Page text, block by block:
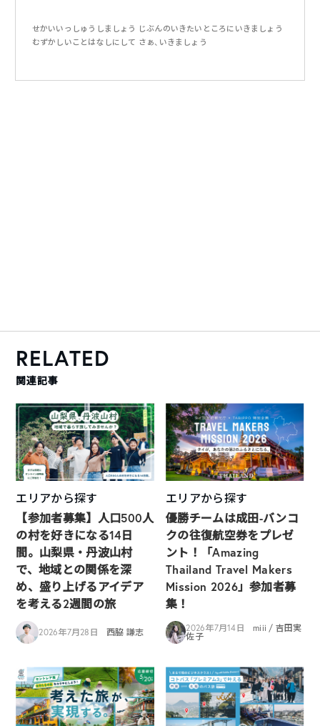
せかいいっしゅうしましょう じぶんのいきたいところにいきましょう
むずかしいことはなしにして さぁ、いきましょう
RELATED
関連記事
エリアから探す
【参加者募集】人口500人
の村を好きになる14日
間。山梨県・丹波山村
で、地域との関係を深
め、盛り上げるアイデア
を考える2週間の旅
2026年7月28日 西脇 謙志
エリアから探す
優勝チームは成田-バンコ
クの往復航空券をプレゼ
ント！「Amazing
Thailand Travel Makers
Mission 2026」参加者募
集！
2026年7月14日
miii / 吉田実
佐子